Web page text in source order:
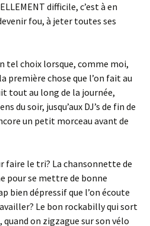
difficile, c’est à en
fou, à jeter toutes ses
tel choix lorsque, comme moi,
première chose que l’on fait au
tout au long de la journée,
du soir, jusqu’aux DJ’s de fin de
un petit morceau avant de
faire le tri? La chansonnette de
pour se mettre de bonne
bien dépressif que l’on écoute
Le bon rockabilly qui sort
quand on zigzague sur son vélo